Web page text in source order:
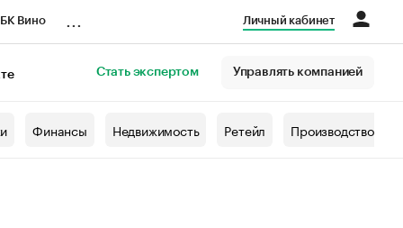
Вино Личный кабинет
Стать экспертом Управлять компанией
Финансы Недвижимость Ретейл Производство